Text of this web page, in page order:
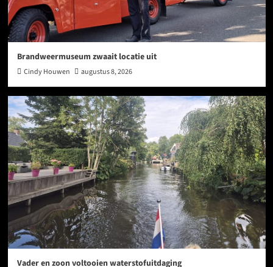
Brandweermuseum zwaait locatie uit
Cindy Houwen augustus 8, 2026
Vader en zoon voltooien waterstofuitdaging